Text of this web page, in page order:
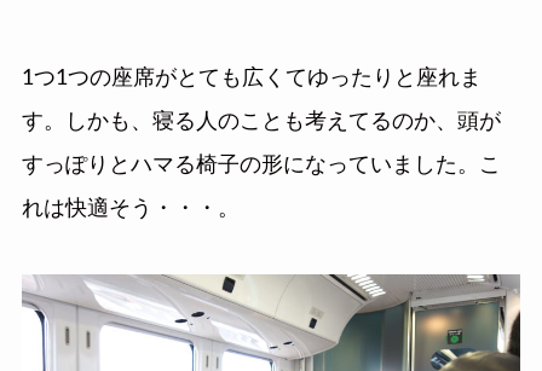
1つ1つの座席がとても広くてゆったりと座れま
す。しかも、寝る人のことも考えてるのか、頭が
すっぽりとハマる椅子の形になっていました。こ
れは快適そう・・・。